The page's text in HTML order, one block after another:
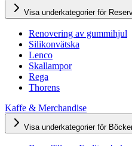
Visa underkategorier för
Renovering av gummihjul
Silikonvätska
Lenco
Skallampor
Rega
Thorens
Kaffe & Merchandise
Visa underkategorier för